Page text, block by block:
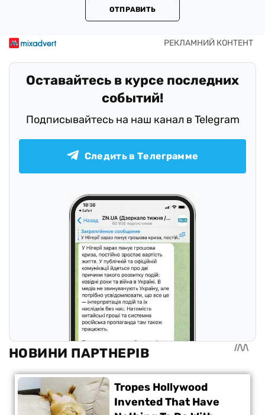
ОТПРАВИТЬ
Оставайтесь в курсе последних
событий!
Подписывайтесь на наш канал в Telegram
Следить в Телеграмме